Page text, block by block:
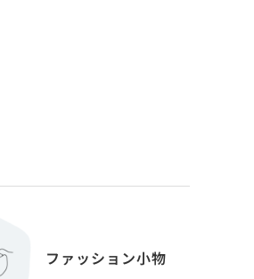
ファッション小物